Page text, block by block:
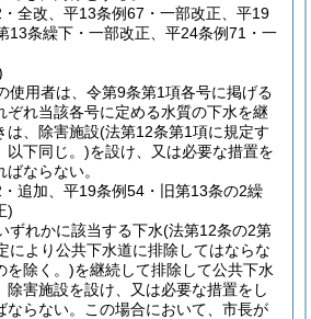
全改、平13条例67・一部改正、平19
13条繰下・一部改正、平24条例71・一
使用者は、令第9条第1項各号に掲げる
ぞれ当該各号に定める水質の下水を継
は、除害施設(法第12条第1項に規定す
以下同じ。)を設け、又は必要な措置を
ならない。
追加、平19条例54・旧第13条の2繰
)
ずれかに該当する下水(法第12条の2第
により公共下水道に排除してはならな
を除く。)を継続して排除して公共下水
除害施設を設け、又は必要な措置をし
らない。
この場合において、市長が